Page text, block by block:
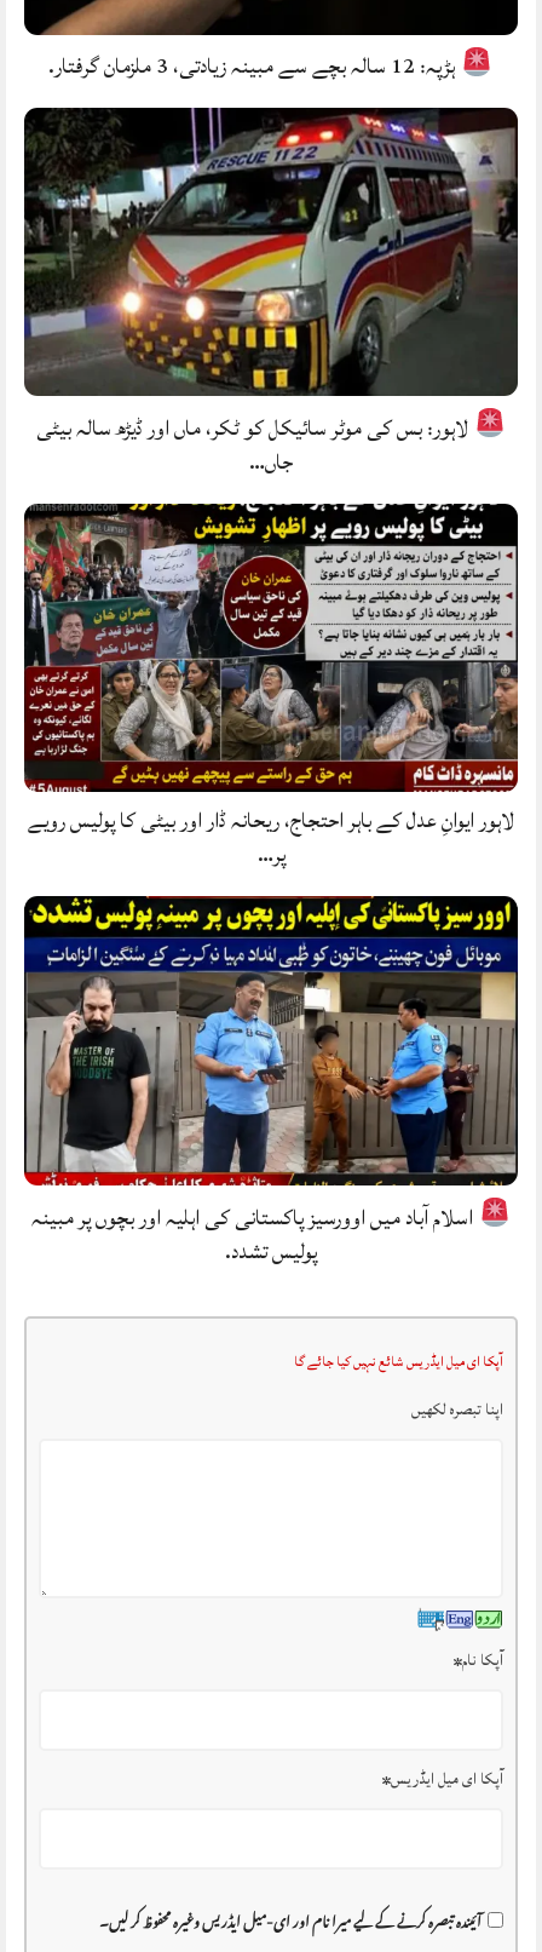
ہڑپہ: 12 سالہ بچے سے مبینہ زیادتی، 3 ملزمان گرفتار.
لاہور: بس کی موٹر سائیکل کو ٹکر، ماں اور ڈیڑھ سالہ بیٹی
جاں…
لاہور ایوانِ عدل کے باہر احتجاج، ریحانہ ڈار اور بیٹی کا پولیس رویے
پر…
اسلام آباد میں اوورسیز پاکستانی کی اہلیہ اور بچوں پر مبینہ
پولیس تشدد.
آپکا ای میل ایڈریس شائع نہیں کیا جائے گا
اپنا تبصرہ لکھیں
آپکا نام*
آپکا ای میل ایڈریس*
آئیندہ تبصرہ کرنے کے لیے میرا نام اور ای-میل ایڈریس وغیرہ محفوظ کر لیں۔